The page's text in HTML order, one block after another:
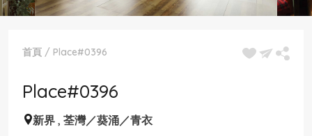
首頁 / Place#0396
Place#0396
新界 , 荃灣／葵涌／青衣